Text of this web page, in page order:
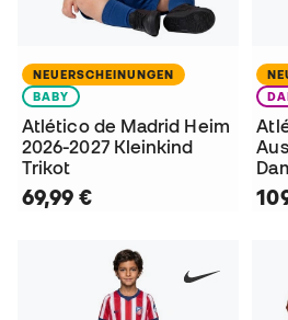
NEUERSCHEINUNGEN
BABY
Atlético de Madrid Heim
2026-2027 Kleinkind
Trikot
69,99 €